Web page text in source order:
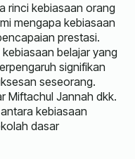
rinci kebiasaan orang
mengapa kebiasaan
prestasi.
belajar yang
signifikan
seseorang.
Miftachul Jannah dkk.
kebiasaan
dasar